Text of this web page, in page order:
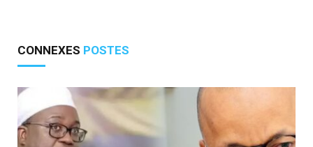
CONNEXES POSTES